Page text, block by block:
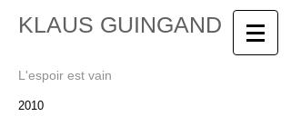
KLAUS GUINGAND
L'espoir est vain
2010